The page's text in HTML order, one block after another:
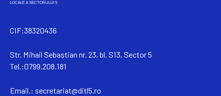
CIF:38320436
Str. Mihail Sebastian nr. 23, bl. S13, Sector 5
Tel.:0799.208.181
Email.: secretariat@ditl5.ro